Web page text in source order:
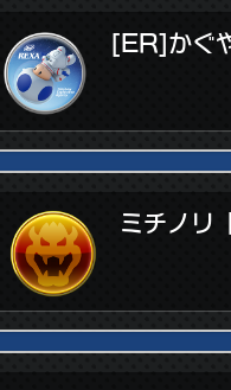
[ER]かぐ
ミチノリ